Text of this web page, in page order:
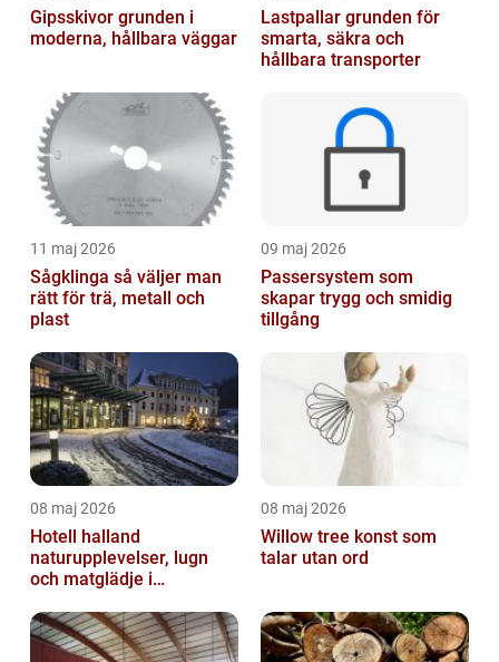
Gipsskivor grunden i
moderna, hållbara väggar
Lastpallar grunden för
smarta, säkra och
hållbara transporter
11 maj 2026
Sågklinga så väljer man
rätt för trä, metall och
plast
09 maj 2026
Passersystem som
skapar trygg och smidig
tillgång
08 maj 2026
Hotell halland
naturupplevelser, lugn
och matglädje i
08 maj 2026
Willow tree konst som
talar utan ord